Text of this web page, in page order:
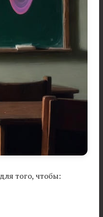
того, чтобы: